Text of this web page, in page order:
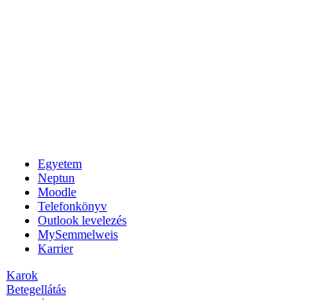
Egyetem
Neptun
Moodle
Telefonkönyv
Outlook levelezés
MySemmelweis
Karrier
Karok
Betegellátás